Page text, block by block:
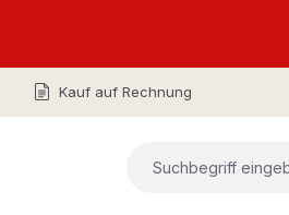
Kauf auf Rechnung